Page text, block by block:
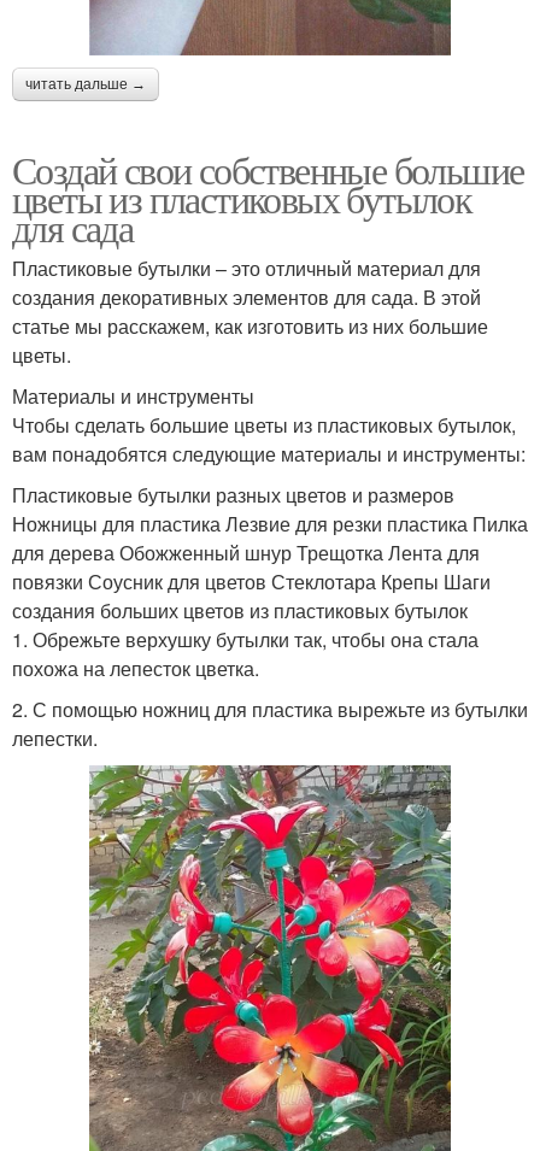
читать дальше →
Создай свои собственные большие
цветы из пластиковых бутылок
для сада
Пластиковые бутылки – это отличный материал для
создания декоративных элементов для сада. В этой
статье мы расскажем, как изготовить из них большие
цветы.
Материалы и инструменты
Чтобы сделать большие цветы из пластиковых бутылок,
вам понадобятся следующие материалы и инструменты:
Пластиковые бутылки разных цветов и размеров
Ножницы для пластика Лезвие для резки пластика Пилка
для дерева Обожженный шнур Трещотка Лента для
повязки Соусник для цветов Стеклотара Крепы Шаги
создания больших цветов из пластиковых бутылок
1. Обрежьте верхушку бутылки так, чтобы она стала
похожа на лепесток цветка.
2. С помощью ножниц для пластика вырежьте из бутылки
лепестки.